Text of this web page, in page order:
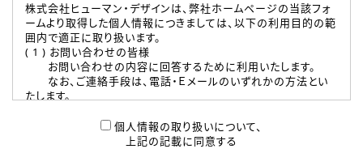
株式会社ヒューマン・デザインは、弊社ホームページの当該フォ
ームより取得した個人情報につきましては、以下の利用目的の範
囲内で適正に取り扱います。
( 1 ) お問い合わせの皆様
お問い合わせの内容に回答するために利用いたします。
なお、ご連絡手段は、電話・Ｅメールのいずれかの方法とい
たします。
本登録に関するご連絡および本登録時の参考情報として利
個人情報の取り扱いについて、
上記の記載に同意する